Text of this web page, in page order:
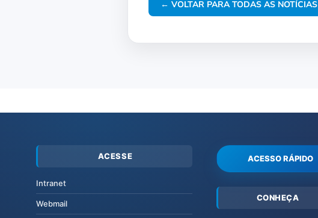
← VOLTAR PARA TODAS AS NOTÍCIAS
ACESSE
Intranet
Webmail
ACESSO RÁPIDO
CONHEÇA